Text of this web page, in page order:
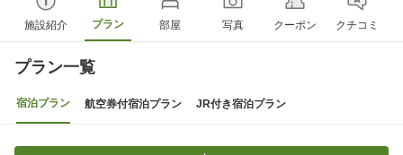
施設紹介 プラン 部屋 写真 クーポン クチコミ
プラン一覧
宿泊プラン 航空券付宿泊プラン JR付き宿泊プラン